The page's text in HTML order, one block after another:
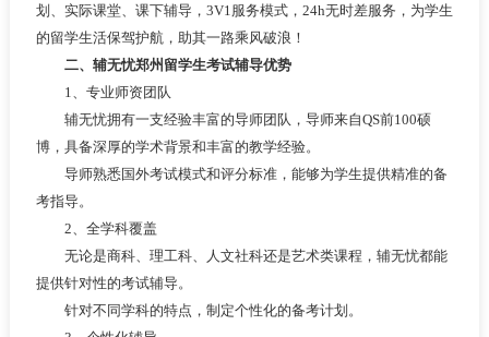
划、实际课堂、课下辅导，3V1服务模式，24h无时差服务，为学生
的留学生活保驾护航，助其一路乘风破浪！
二、辅无忧郑州留学生考试辅导优势
1、专业师资团队
辅无忧拥有一支经验丰富的导师团队，导师来自QS前100硕
博，具备深厚的学术背景和丰富的教学经验。
导师熟悉国外考试模式和评分标准，能够为学生提供精准的备
考指导。
2、全学科覆盖
无论是商科、理工科、人文社科还是艺术类课程，辅无忧都能
提供针对性的考试辅导。
针对不同学科的特点，制定个性化的备考计划。